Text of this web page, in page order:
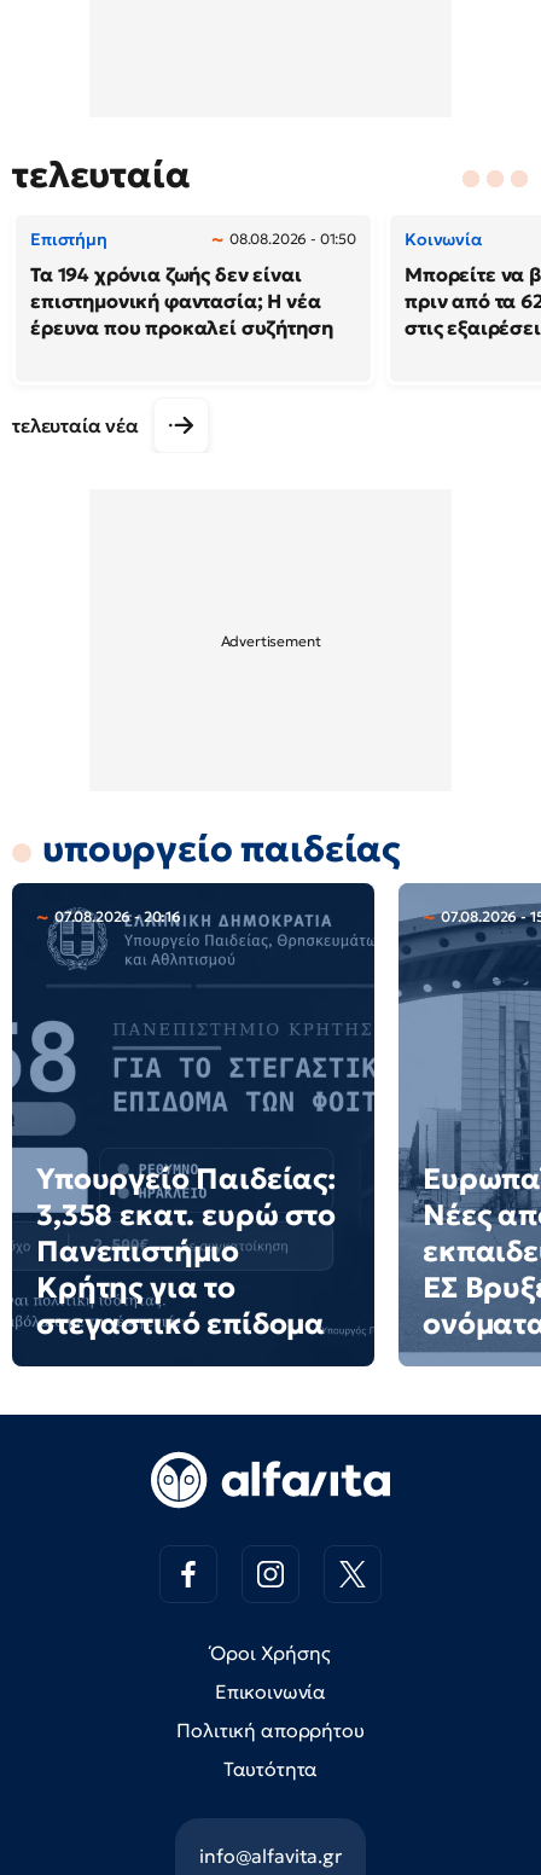
τελευταία
Επιστήμη 08.08.2026 - 01:50
Τα 194 χρόνια ζωής δεν είναι
επιστημονική φαντασία; Η νέα
έρευνα που προκαλεί συζήτηση
Κοινωνία
Μπορείτε να
πριν από τα
στις
τελευταία νέα
υπουργείο παιδείας
07.08.2026 - 20:16
Υπουργείο Παιδείας:
3,358 εκατ. ευρώ στο
Πανεπιστήμιο
Κρήτης για το
στεγαστικό επίδομα
07.08.2026 -
Νέες
ΕΣ
Όροι Χρήσης
Επικοινωνία
Πολιτική απορρήτου
Ταυτότητα
info@alfavita.gr